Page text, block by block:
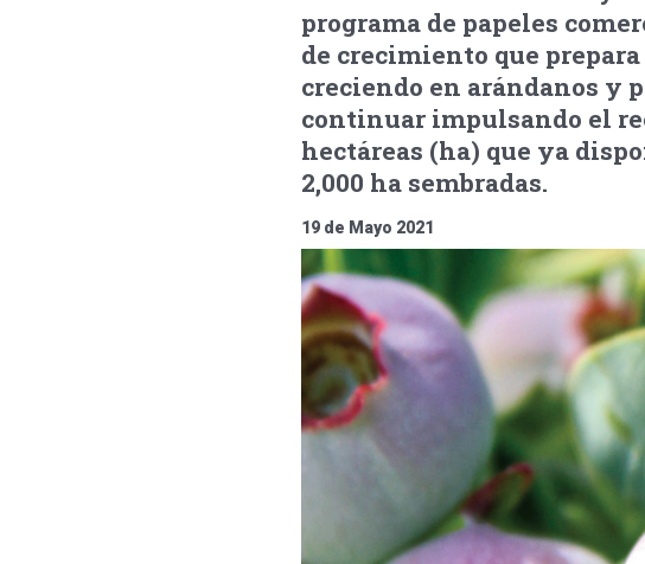
programa de papeles
de crecimiento que
creciendo en arándanos y
continuar impulsando el
hectáreas (ha) que ya
2,000 ha sembradas.
19 de Mayo 2021